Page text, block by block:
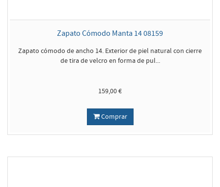
Zapato Cómodo Manta 14 08159
Zapato cómodo de ancho 14. Exterior de piel natural con cierre
de tira de velcro en forma de pul...
159,00 €
Comprar